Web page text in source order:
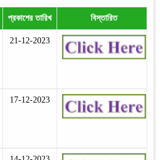
প্রকাশের তারিখ বিস্তারিত
21-12-2023
17-12-2023